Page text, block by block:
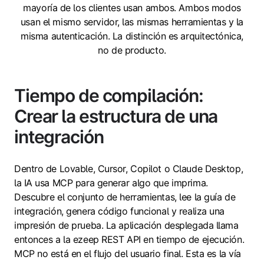
mayoría de los clientes usan ambos. Ambos modos
usan el mismo servidor, las mismas herramientas y la
misma autenticación. La distinción es arquitectónica,
no de producto.
Tiempo de compilación:
Crear la estructura de una
integración
Dentro de Lovable, Cursor, Copilot o Claude Desktop,
la IA usa MCP para generar algo que imprima.
Descubre el conjunto de herramientas, lee la guía de
integración, genera código funcional y realiza una
impresión de prueba. La aplicación desplegada llama
entonces a la ezeep REST API en tiempo de ejecución.
MCP no está en el flujo del usuario final. Esta es la vía